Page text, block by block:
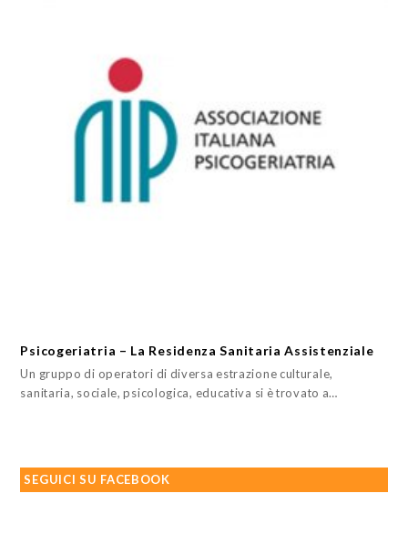
Psicogeriatria – La Residenza Sanitaria Assistenziale
Un gruppo di operatori di diversa estrazione culturale,
sanitaria, sociale, psicologica, educativa si è trovato a…
SEGUICI SU FACEBOOK